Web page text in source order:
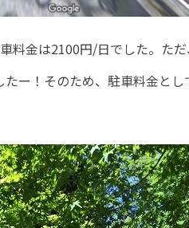
料金は2100円/日でした。た
ー！そのため、駐車料金と